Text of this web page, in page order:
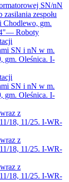
SN/nN
zespołu
Chodlewo, gm.
— Roboty
SN i nN w m.
gm. Oleśnica. I-
SN i nN w m.
gm. Oleśnica. I-
z
18, 11/25. I-WR-
z
18, 11/25. I-WR-
z
18, 11/25. I-WR-